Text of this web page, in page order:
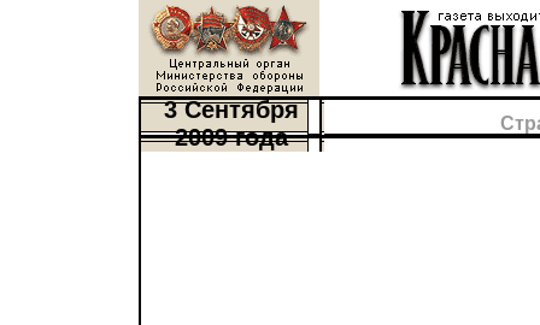
3 Сентября
2009 года